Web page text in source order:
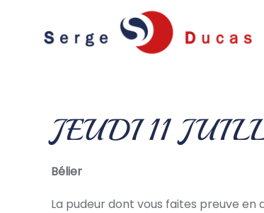
Skip to main content
JEUDI 11
Bélier
La pudeur dont vous faites preuve